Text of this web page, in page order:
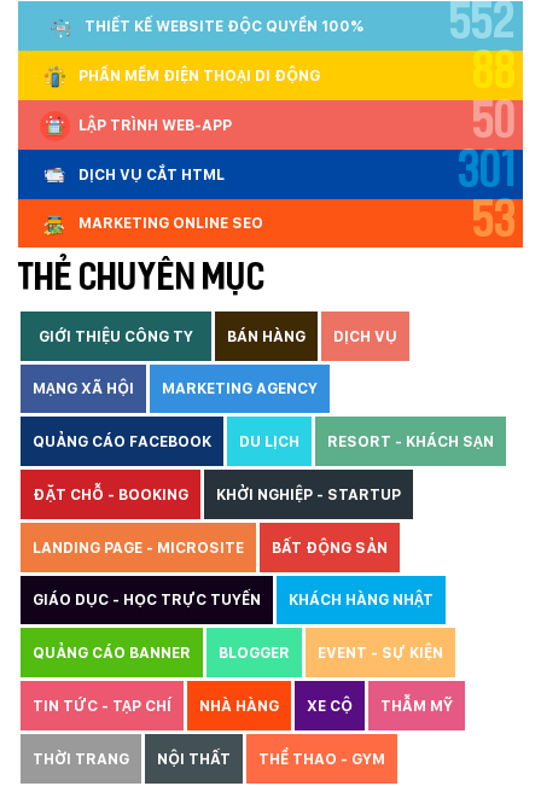
THIẾT KẾ WEBSITE ĐỘC QUYỀN 100% 552
PHẦN MỀM ĐIỆN THOẠI DI ĐỘNG 88
LẬP TRÌNH WEB-APP 50
DỊCH VỤ CẮT HTML 301
MARKETING ONLINE SEO 53
THẺ CHUYÊN MỤC
GIỚI THIỆU CÔNG TY BÁN HÀNG DỊCH VỤ
MẠNG XÃ HỘI MARKETING AGENCY
QUẢNG CÁO FACEBOOK DU LỊCH RESORT - KHÁCH SẠN
ĐẶT CHỖ - BOOKING KHỞI NGHIỆP - STARTUP
LANDING PAGE - MICROSITE BẤT ĐỘNG SẢN
GIÁO DỤC - HỌC TRỰC TUYẾN KHÁCH HÀNG NHẬT
QUẢNG CÁO BANNER BLOGGER EVENT - SỰ KIỆN
TIN TỨC - TẠP CHÍ NHÀ HÀNG XE CỘ THẪM MỸ
THỜI TRANG NỘI THẤT THỂ THAO - GYM